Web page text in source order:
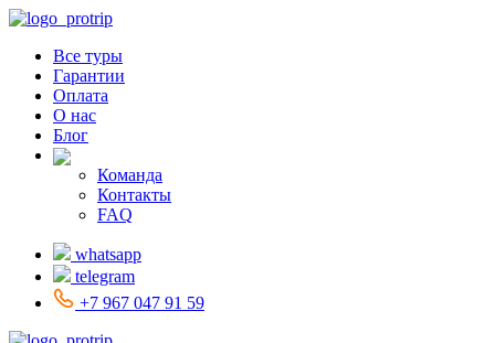
Все туры
Гарантии
Оплата
О нас
Блог
Команда
Контакты
FAQ
whatsapp
telegram
+7 967 047 91 59